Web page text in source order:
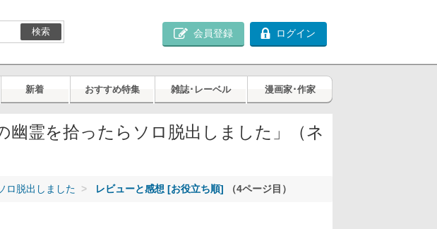
検索 会員登録 ログイン
新着 おすすめ特集 雑誌･レーベル 漫画家･作家
幽霊を拾ったらソロ脱出しました」（ネ
ロ脱出しました レビューと感想 [お役立ち順] （4ページ目）